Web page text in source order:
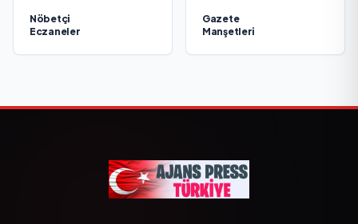
Nöbetçi
Eczaneler
Gazete
Manşetleri